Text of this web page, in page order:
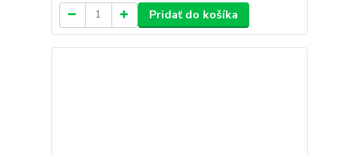
Pridať do košíka